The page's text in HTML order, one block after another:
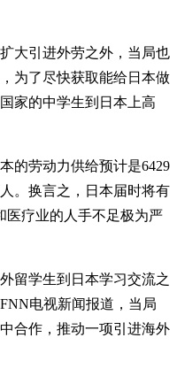
大引进外劳之外，当局也
为了尽快获取能给日本做
家的中学生到日本上高
的劳动力供给预计是6429
。换言之，日本届时将有
医疗业的人手不足极为严
留学生到日本学习交流之
电视新闻报道，当局
合作，推动一项引进海外